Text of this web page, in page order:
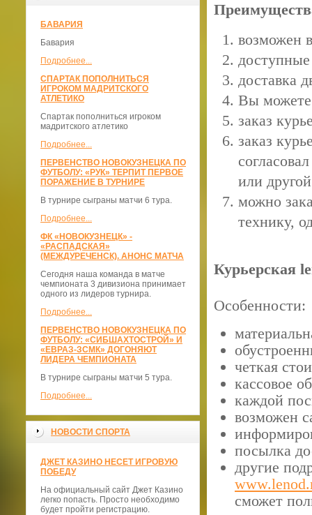
БАВАРИЯ
Бавария
Подробнее...
СПАРТАК ПОПОЛНИТЬСЯ
ИГРОКОМ МАДРИТСКОГО
АТЛЕТИКО
Спартак пополниться игроком
мадритского атлетико
Подробнее...
ПЕРВЕНСТВО НОВОКУЗНЕЦКА ПО
ФУТБОЛУ: «РУК» ТЕРПИТ ПЕРВОЕ
ПОРАЖЕНИЕ В ТУРНИРЕ
В турнире сыграны матчи 6 тура.
Подробнее...
ФК «НОВОКУЗНЕЦК» -
«РАСПАДСКАЯ»
(МЕЖДУРЕЧЕНСК). АНОНС МАТЧА
Сегодня наша команда в матче
чемпионата 3 дивизиона принимает
одного из лидеров турнира.
Подробнее...
ПЕРВЕНСТВО НОВОКУЗНЕЦКА ПО
ФУТБОЛУ: «СИБШАХТОСТРОЙ» И
«ЕВРАЗ-ЗСМК» ДОГОНЯЮТ
ЛИДЕРА ЧЕМПИОНАТА
В турнире сыграны матчи 5 тура.
Подробнее...
НОВОСТИ СПОРТА
ДЖЕТ КАЗИНО НЕСЕТ ИГРОВУЮ
ПОБЕДУ
На официальный сайт Джет Казино
легко попасть. Просто необходимо
будет пройти регистрацию.
возможен
доставка
Вы можете
заказ
заказ
или
можно
технику,
Курьерская
Особенности:
четкая
кассовое
каждой
возможен
посылка
другие
сможет